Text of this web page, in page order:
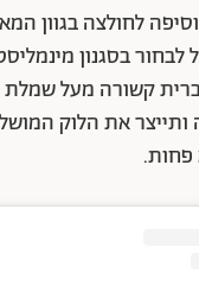
לחולצה בגוון
בסגנון
קשורה מעל
את הלוק
פחות.